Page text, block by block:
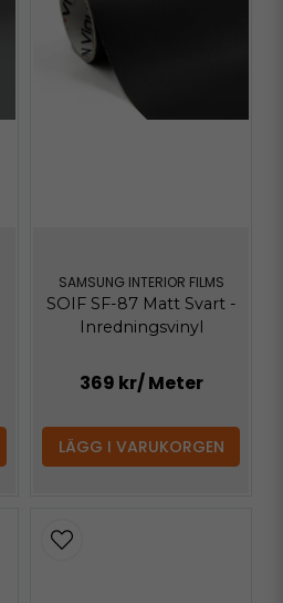
SAMSUNG INTERIOR FILMS
SOIF SF-87 Matt Svart -
Inredningsvinyl
369 kr/ Meter
LÄGG I VARUKORGEN